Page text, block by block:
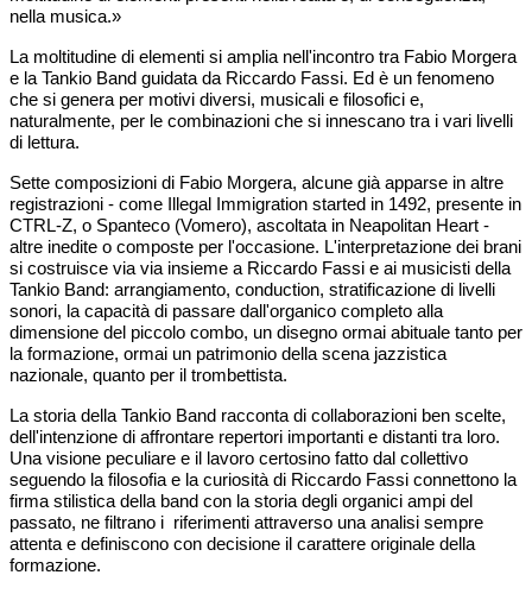
nella musica.»
La moltitudine di elementi si amplia nell'incontro tra Fabio Morgera
e la Tankio Band guidata da Riccardo Fassi. Ed è un fenomeno
che si genera per motivi diversi, musicali e filosofici e,
naturalmente, per le combinazioni che si innescano tra i vari livelli
di lettura.
Sette composizioni di Fabio Morgera, alcune già apparse in altre
registrazioni - come Illegal Immigration started in 1492, presente in
CTRL-Z, o Spanteco (Vomero), ascoltata in Neapolitan Heart -
altre inedite o composte per l'occasione. L'interpretazione dei brani
si costruisce via via insieme a Riccardo Fassi e ai musicisti della
Tankio Band: arrangiamento, conduction, stratificazione di livelli
sonori, la capacità di passare dall'organico completo alla
dimensione del piccolo combo, un disegno ormai abituale tanto per
la formazione, ormai un patrimonio della scena jazzistica
nazionale, quanto per il trombettista.
La storia della Tankio Band racconta di collaborazioni ben scelte,
dell'intenzione di affrontare repertori importanti e distanti tra loro.
Una visione peculiare e il lavoro certosino fatto dal collettivo
seguendo la filosofia e la curiosità di Riccardo Fassi connettono la
firma stilistica della band con la storia degli organici ampi del
passato, ne filtrano i riferimenti attraverso una analisi sempre
attenta e definiscono con decisione il carattere originale della
formazione.